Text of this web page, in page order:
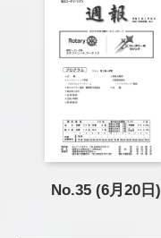
No.35 (6月20日)